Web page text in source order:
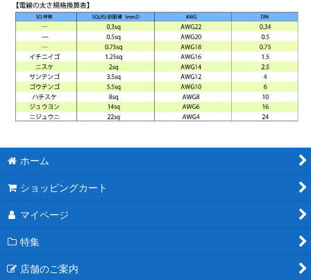
ホーム
ショッピングカート
マイページ
特集
店舗のご案内